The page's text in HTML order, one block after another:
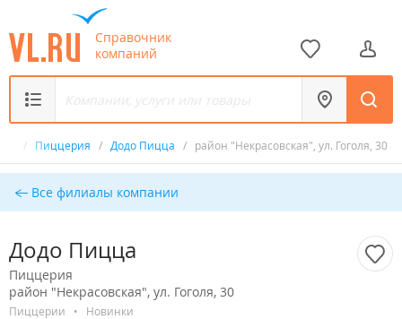
Справочник
компаний
/ Пиццерия / Додо Пицца / район "Некрасовская", ул. Гоголя, 30
Все филиалы компании
Додо Пицца
Пиццерия
район "Некрасовская", ул. Гоголя, 30
Пиццерии • Новинки